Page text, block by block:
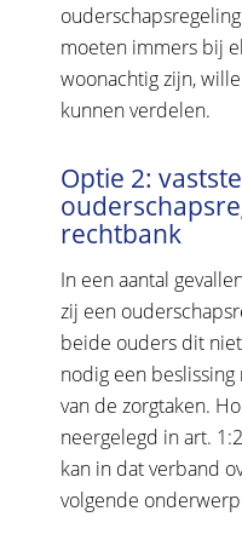
moeten immers bij
woonachtig zijn,
kunnen verdelen.
Optie 2:
rechtbank
In een aantal
zij een
beide ouders dit
nodig een
van de zorgtaken.
neergelegd in art.
kan in dat verband
volgende